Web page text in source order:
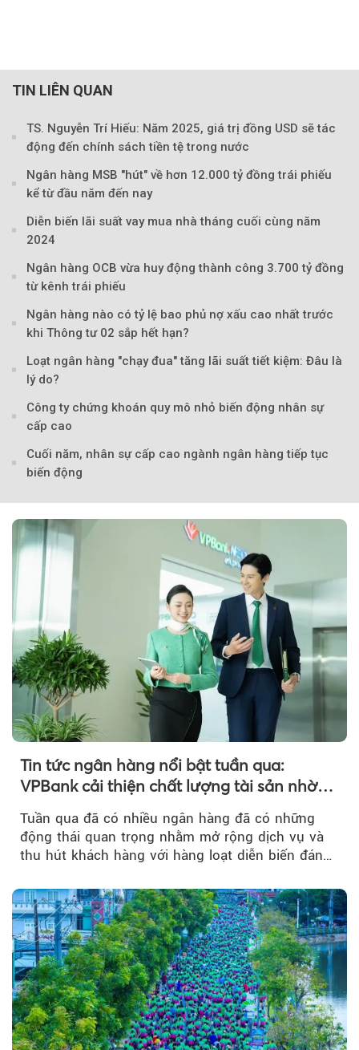
Theo
TIN LIÊN QUAN
TS. Nguyễn Trí Hiếu: Năm 2025, giá trị đồng USD sẽ tác
động đến chính sách tiền tệ trong nước
Ngân hàng MSB "hút" về hơn 12.000 tỷ đồng trái phiếu
kể từ đầu năm đến nay
Diễn biến lãi suất vay mua nhà tháng cuối cùng năm
2024
Ngân hàng OCB vừa huy động thành công 3.700 tỷ đồng
từ kênh trái phiếu
Ngân hàng nào có tỷ lệ bao phủ nợ xấu cao nhất trước
khi Thông tư 02 sắp hết hạn?
Loạt ngân hàng "chạy đua" tăng lãi suất tiết kiệm: Đâu là
lý do?
Công ty chứng khoán quy mô nhỏ biến động nhân sự
cấp cao
Cuối năm, nhân sự cấp cao ngành ngân hàng tiếp tục
biến động
Tin tức ngân hàng nổi bật tuần qua:
VPBank cải thiện chất lượng tài sản nhờ
quản trị rủi ro và công nghệ
Tuần qua đã có nhiều ngân hàng đã có những
động thái quan trọng nhằm mở rộng dịch vụ và
thu hút khách hàng với hàng loạt diễn biến đáng